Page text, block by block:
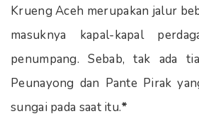
Krueng Aceh merupakan jalur
masuknya kapal-kapal
penumpang. Sebab, tak ada
Peunayong dan Pante Pirak
sungai pada saat itu.*